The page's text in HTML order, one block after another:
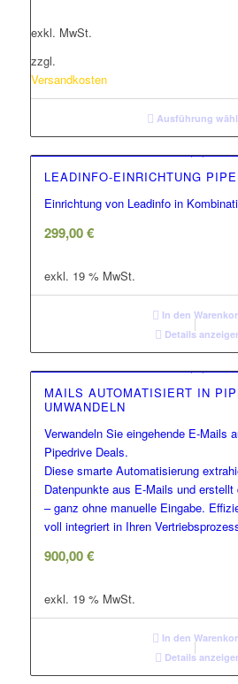
exkl. MwSt.
zzgl.
Versandkosten
Ausführung
LEADINFO-EINRICHTUNG
Einrichtung von Leadinfo in
299,00€
exkl. 19 % MwSt.
In den
Details
MAILS AUTOMATISIERT IN
UMWANDELN
Verwandeln Sie eingehende E-Mails
Pipedrive Deals.
Diese smarte Automatisierung
Datenpunkte aus E-Mails und
– ganz ohne manuelle Eingabe.
voll integriert in Ihren
900,00€
exkl. 19 % MwSt.
In den
Details